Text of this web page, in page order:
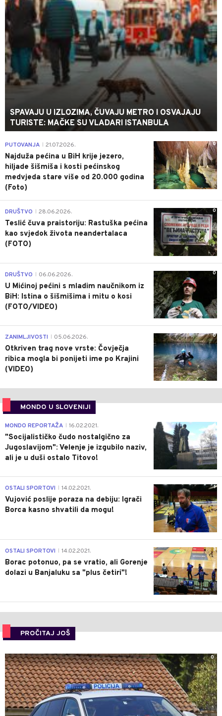
SPAVAJU U IZLOZIMA, ČUVAJU METRO I OSVAJAJU
TURISTE: MAČKE SU VLADARI ISTANBULA
0
PUTOVANJA 21.07.2026.
Najduža pećina u BiH krije jezero,
hiljade šišmiša i kosti pećinskog
medvjeda stare više od 20.000 godina
(Foto)
0
DRUŠTVO 28.06.2026.
Teslić čuva praistoriju: Rastuška pećina
kao svjedok života neandertalaca
(FOTO)
0
DRUŠTVO 06.06.2026.
U Mićinoj pećini s mladim naučnikom iz
BiH: Istina o šišmišima i mitu o kosi
(FOTO/VIDEO)
0
ZANIMLJIVOSTI 05.06.2026.
Otkriven trag nove vrste: Čovječja
ribica mogla bi ponijeti ime po Krajini
(VIDEO)
MONDO U SLOVENIJI
4
MONDO REPORTAŽA 16.02.2021.
"Socijalističko čudo nostalgično za
Jugoslavijom": Velenje je izgubilo naziv,
ali je u duši ostalo Titovo!
1
OSTALI SPORTOVI 14.02.2021.
Vujović poslije poraza na debiju: Igrači
Borca kasno shvatili da mogu!
3
OSTALI SPORTOVI 14.02.2021.
Borac potonuo, pa se vratio, ali Gorenje
dolazi u Banjaluku sa "plus četiri"!
PROČITAJ JOŠ
0